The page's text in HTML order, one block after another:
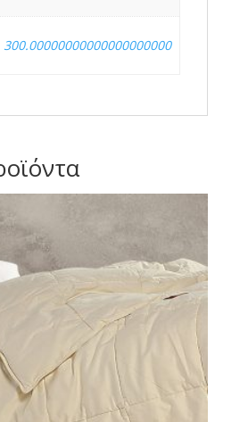
300.00000000000000000000